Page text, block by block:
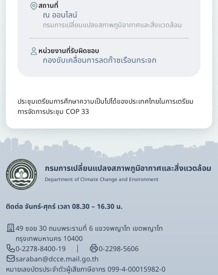
สถานที่
ณ ออนไลน์
กรมการเปลี่ยนแปลงสภาพภูมิอากาศและสิ่งแวดล้อม
หน่วยงานที่รับผิดชอบ
กองขับเคลื่อนการลดก๊าซเรือนกระจก
ประชุมเตรียมการศึกษาความเป็นไปได้ของประเทศไทยในการเตรียม
การจัดการประชุม COP 33
กรมการเปลี่ยนแปลงสภาพภูมิอากาศและสิ่งแวดล้อม
Department of Climate Change and Environment
ติดต่อ จันทร์-ศุกร์ เวลา 08.30 – 16.30 น.
49 ซอย 30 ถนนพระรามที่ 6 แขวงพญาไท เขตพญาไท
กรุงเทพมหานคร 10400
0-2278-8400-19
0-2298-5606
saraban@dcce.mail.go.th
หมายเลขบัตรประจําตัวผู้เสียภาษีอากร 099-4-00015982-0